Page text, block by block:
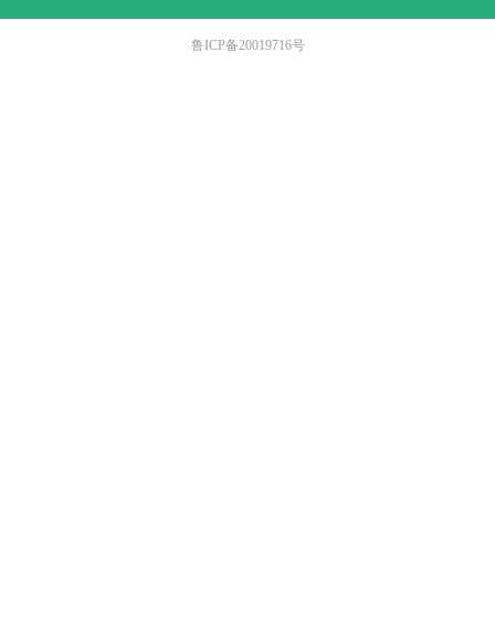
鲁ICP备20019716号